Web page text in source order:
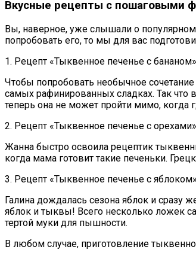
Вкусные рецепты с пошаговыми
Вы, наверное, уже слышали о
попробовать его, то мы для вас
1. Рецепт «Тыквенное печенье с
Чтобы попробовать необычное
самых рафинированных сладках. Так что
теперь она не может пройти мимо, когда
2. Рецепт «Тыквенное печенье с
Жанна быстро освоила рецептик
когда мама готовит такие печеньки.
3. Рецепт «Тыквенное печенье с
Галина дождалась сезона яблок и сразу
яблок и тыквы! Всего несколько ложек
тертой муки для пышности.
В любом случае, приготовление